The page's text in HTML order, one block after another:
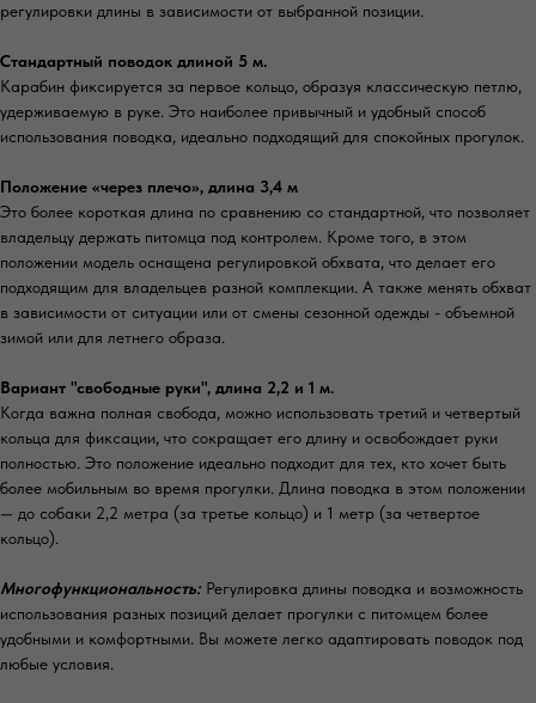
регулировки длины в зависимости от выбранной позиции.
Стандартный поводок длиной 5 м.
Карабин фиксируется за первое кольцо, образуя классическую петлю,
удерживаемую в руке. Это наиболее привычный и удобный способ
использования поводка, идеально подходящий для спокойных прогулок.
Положение «через плечо», длина 3,4 м
Это более короткая длина по сравнению со стандартной, что позволяет
владельцу держать питомца под контролем. Кроме того, в этом
положении модель оснащена регулировкой обхвата, что делает его
подходящим для владельцев разной комплекции. А также менять обхват
в зависимости от ситуации или от смены сезонной одежды - объемной
зимой или для летнего образа.
Вариант "свободные руки", длина 2,2 и 1 м.
Когда важна полная свобода, можно использовать третий и четвертый
кольца для фиксации, что сокращает его длину и освобождает руки
полностью. Это положение идеально подходит для тех, кто хочет быть
более мобильным во время прогулки. Длина поводка в этом положении
— до собаки 2,2 метра (за третье кольцо) и 1 метр (за четвертое
кольцо).
Многофункциональность: Регулировка длины поводка и возможность
использования разных позиций делает прогулки с питомцем более
удобными и комфортными. Вы можете легко адаптировать поводок под
любые условия.